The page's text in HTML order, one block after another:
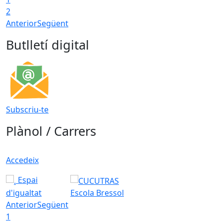
2
AnteriorSegüent
Butlletí digital
Subscriu-te
Plànol / Carrers
Accedeix
Espai
d'igualtat
Escola Bressol
AnteriorSegüent
1